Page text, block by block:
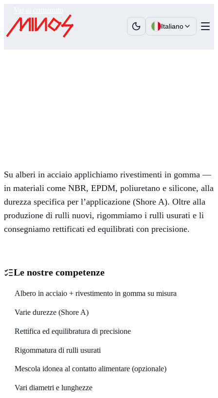
Italiano
Su alberi in acciaio applichiamo rivestimenti in gomma —
in materiali come NBR, EPDM, poliuretano e silicone, alla
durezza specifica per l’applicazione (Shore A). Oltre alla
produzione di rulli nuovi, rigommiamo i rulli usurati e li
consegniamo rettificati ed equilibrati con precisione.
Le nostre competenze
Albero in acciaio + rivestimento in gomma su misura
Varie durezze (Shore A)
Rettifica ed equilibratura di precisione
Rigommatura di rulli usurati
Mescola idonea al contatto alimentare (opzionale)
Vari diametri e lunghezze